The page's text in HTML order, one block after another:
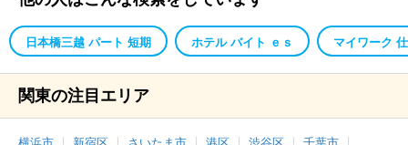
日本橋三越 パート 短期 ホテル バイト ｅｓ マイワーク
関東の注目エリア